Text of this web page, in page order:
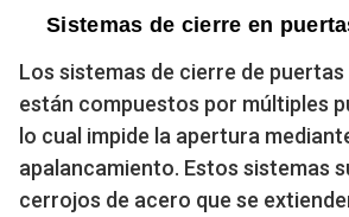
Sistemas de cierre en
Los sistemas de cierre de
están compuestos por múltiples
lo cual impide la apertura
apalancamiento. Estos sistemas
cerrojos de acero que se